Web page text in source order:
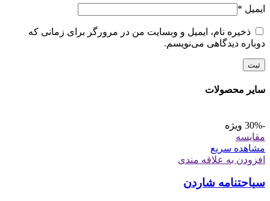
ایمیل *
ذخیره نام، ایمیل و وبسایت من در مرورگر برای زمانی که
دوباره دیدگاهی می‌نویسم.
سایر محصولات
-30%
ویژه
مقایسه
مشاهده سریع
افزودن به علاقه مندی
سیاحتنامه شاردن